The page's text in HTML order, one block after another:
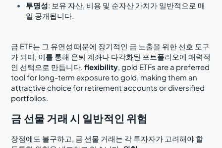
투명성: 보유 자산, 비용 및 순자산 가치가 일반적으로 매
일 공개됩니다.
금 ETF는 그 유연성 때문에 장기적인 금 노출을 위한 선호 도구
가 되며, 이를 통해 은퇴 계좌나 다각화된 포트폴리오에 매력적
인 선택으로 만듭니다.flexibility, gold ETFs are a preferred
tool for long-term exposure to gold, making them an
attractive choice for retirement accounts or diversified
portfolios.
금 선물 거래 시 일반적인 위험
장점에도 불구하고, 금 선물 거래는 각 투자자가 고려해야 할